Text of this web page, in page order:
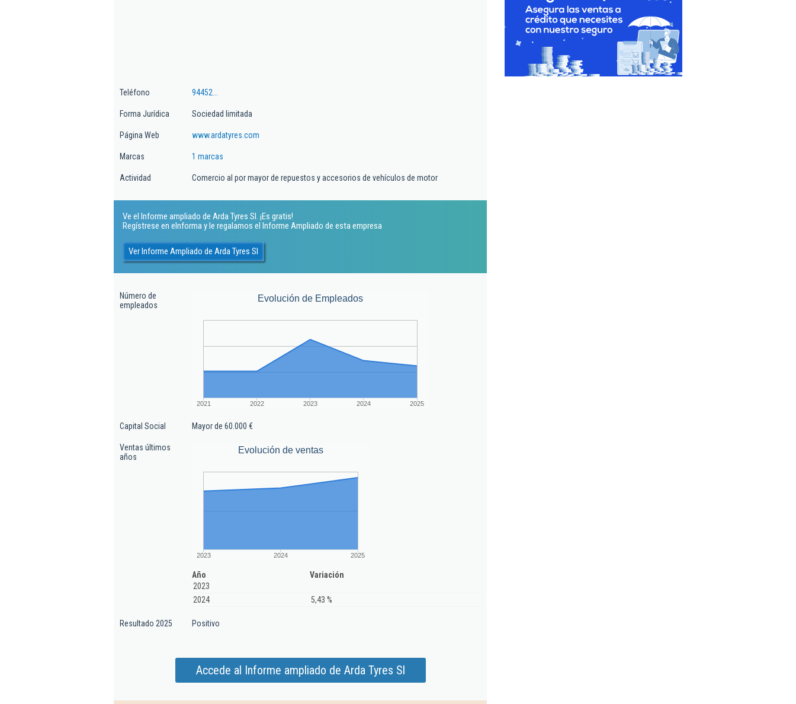
Teléfono 94452...
Forma Jurídica Sociedad limitada
Página Web www.ardatyres.com
Marcas 1 marcas
Actividad Comercio al por mayor de repuestos y accesorios de vehículos de motor
Ve el Informe ampliado de Arda Tyres Sl. ¡Es gratis!
Regístrese en eInforma y le regalamos el Informe Ampliado de esta empresa
Ver Informe Ampliado de Arda Tyres Sl
Número de
empleados
Evolución de Empleados
2021 2022 2023 2024 2025
Capital Social Mayor de 60.000 €
Ventas últimos
años
Evolución de ventas
2023 2024 2025
Año
Variación
2023
2024
5,43 %
Resultado 2025 Positivo
Accede al Informe ampliado de Arda Tyres Sl